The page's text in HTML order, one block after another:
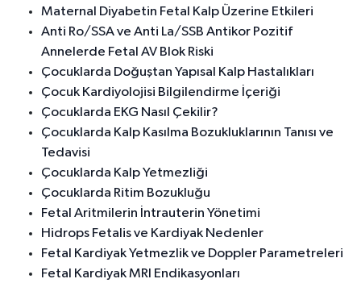
Maternal Diyabetin Fetal Kalp Üzerine Etkileri
Anti Ro/SSA ve Anti La/SSB Antikor Pozitif
Annelerde Fetal AV Blok Riski
Çocuklarda Doğuştan Yapısal Kalp Hastalıkları
Çocuk Kardiyolojisi Bilgilendirme İçeriği
Çocuklarda EKG Nasıl Çekilir?
Çocuklarda Kalp Kasılma Bozukluklarının Tanısı ve
Tedavisi
Çocuklarda Kalp Yetmezliği
Çocuklarda Ritim Bozukluğu
Fetal Aritmilerin İntrauterin Yönetimi
Hidrops Fetalis ve Kardiyak Nedenler
Fetal Kardiyak Yetmezlik ve Doppler Parametreleri
Fetal Kardiyak MRI Endikasyonları